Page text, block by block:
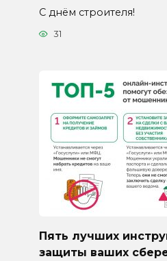
С днём строителя!
31
Пять лучших
защиты ваших